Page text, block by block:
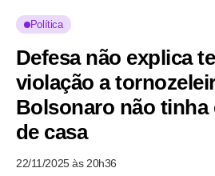
Política
Defesa não explica
violação a
Bolsonaro não
de casa
22/11/2025 às 20h36